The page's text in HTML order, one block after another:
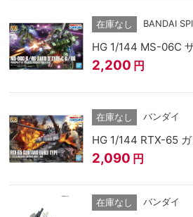
在庫なし BANDAI
HG 1/144 MS-06C
2,200 円
在庫なし バンダイ
HG 1/144 RTX-65
2,090 円
在庫なし バンダイ